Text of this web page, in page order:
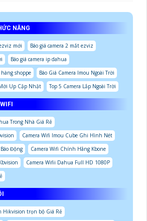
NĂNG
mới
Báo giá camera 2 mắt ezviz
Báo giá camera ip dahua
shoppe
Báo Giá Camera Imou Ngoài Trời
Up Cập Nhật
Top 5 Camera Lắp Ngoài Trời
Trong Nhà Giá Rẻ
Camera Wifi Imou Cube Ghi Hình Nét
Động
Camera Wifi Chính Hãng Kbone
Camera Wifii Dahua Full HD 1080P
Hikvision trọn bộ Giá Rẻ